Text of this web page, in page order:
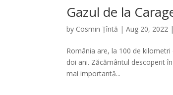
Gazul de la
by Cosmin Țîntă |Aug 20, 2022
România are, la 100 de
doi ani. Zăcământul descoperit
mai importantă...